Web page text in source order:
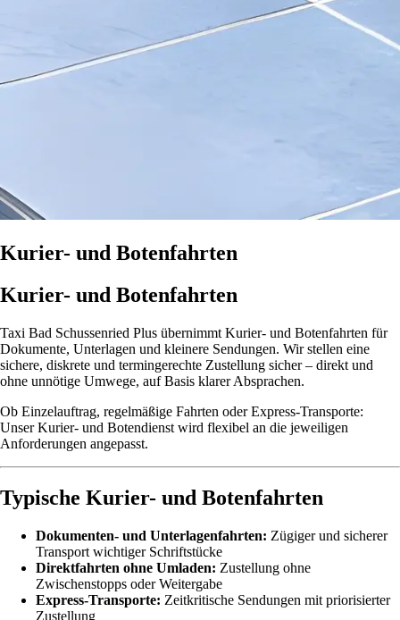
Kurier- und Botenfahrten
Kurier- und Botenfahrten
Taxi Bad Schussenried Plus übernimmt Kurier- und Botenfahrten für
Dokumente, Unterlagen und kleinere Sendungen. Wir stellen eine
sichere, diskrete und termingerechte Zustellung sicher – direkt und
ohne unnötige Umwege, auf Basis klarer Absprachen.
Ob Einzelauftrag, regelmäßige Fahrten oder Express-Transporte:
Unser Kurier- und Botendienst wird flexibel an die jeweiligen
Anforderungen angepasst.
Typische Kurier- und Botenfahrten
Dokumenten- und Unterlagenfahrten: Zügiger und sicherer
Transport wichtiger Schriftstücke
Direktfahrten ohne Umladen: Zustellung ohne
Zwischenstopps oder Weitergabe
Express-Transporte: Zeitkritische Sendungen mit priorisierter
Zustellung